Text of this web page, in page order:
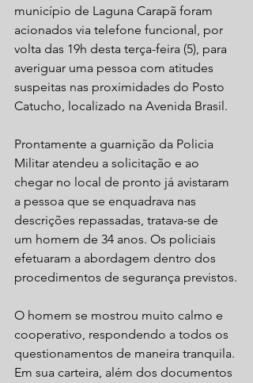
município de Laguna Carapã foram
acionados via telefone funcional, por
volta das 19h desta terça-feira (5), para
averiguar uma pessoa com atitudes
suspeitas nas proximidades do Posto
Catucho, localizado na Avenida Brasil.
Prontamente a guarnição da Policia
Militar atendeu a solicitação e ao
chegar no local de pronto já avistaram
a pessoa que se enquadrava nas
descrições repassadas, tratava-se de
um homem de 34 anos. Os policiais
efetuaram a abordagem dentro dos
procedimentos de segurança previstos.
O homem se mostrou muito calmo e
cooperativo, respondendo a todos os
questionamentos de maneira tranquila.
Em sua carteira, além dos documentos